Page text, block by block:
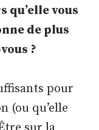
qu’elle vous
de plus
?
pour
(ou qu’elle